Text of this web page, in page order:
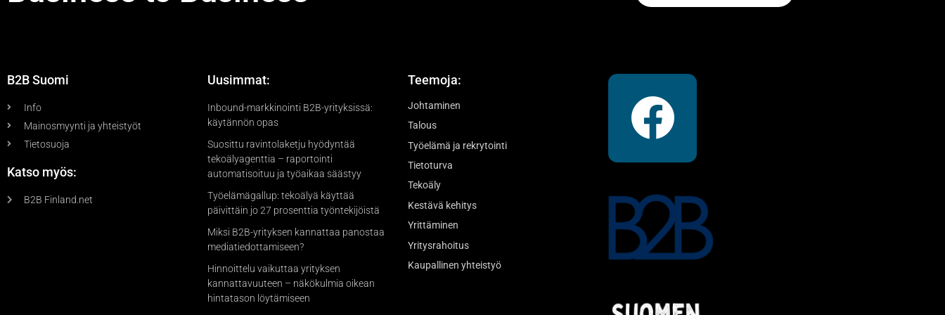
B2B Suomi
Info
Mainosmyynti ja yhteistyöt
Tietosuoja
Katso myös:
B2B Finland.net
Uusimmat:
Inbound-markkinointi B2B-yrityksissä:
käytännön opas
Suosittu ravintolaketju hyödyntää
tekoälyagenttia – raportointi
automatisoituu ja työaikaa säästyy
Työelämägallup: tekoälyä käyttää
päivittäin jo 27 prosenttia työntekijöistä
Miksi B2B-yrityksen kannattaa panostaa
mediatiedottamiseen?
Hinnoittelu vaikuttaa yrityksen
kannattavuuteen – näkökulmia oikean
hintatason löytämiseen
Teemoja:
Johtaminen
Talous
Työelämä ja rekrytointi
Tietoturva
Tekoäly
Kestävä kehitys
Yrittäminen
Yritysrahoitus
Kaupallinen yhteistyö